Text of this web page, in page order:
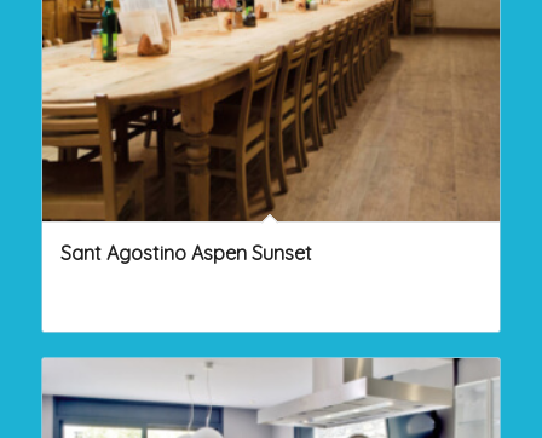
Sant Agostino Aspen Sunset